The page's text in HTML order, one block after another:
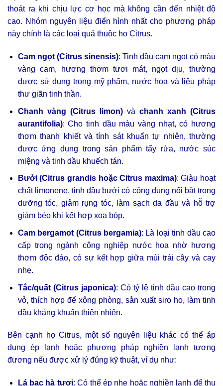
thoát ra khi chịu lực cơ học mà không cần đến nhiệt độ
cao. Nhóm nguyên liệu điển hình nhất cho phương pháp
này chính là các loại quả thuộc họ Citrus.
Cam ngọt (Citrus sinensis): Tinh dầu cam ngọt có màu
vàng cam, hương thơm tươi mát, ngọt dịu, thường
được sử dụng trong mỹ phẩm, nước hoa và liệu pháp
thư giãn tinh thần.
Chanh vàng (Citrus limon)và chanh xanh (Citrus
aurantifolia): Cho tinh dầu màu vàng nhạt, có hương
thơm thanh khiết và tính sát khuẩn tự nhiên, thường
được ứng dụng trong sản phẩm tẩy rửa, nước súc
miệng và tinh dầu khuếch tán.
Bưởi (Citrus grandis hoặc Citrus maxima): Giàu hoạt
chất limonene, tinh dầu bưởi có công dụng nổi bật trong
dưỡng tóc, giảm rụng tóc, làm sạch da đầu và hỗ trợ
giảm béo khi kết hợp xoa bóp.
Cam bergamot (Citrus bergamia): Là loại tinh dầu cao
cấp trong ngành công nghiệp nước hoa nhờ hương
thơm độc đáo, có sự kết hợp giữa mùi trái cây và cay
nhẹ.
Tắc/quất (Citrus japonica): Có tỷ lệ tinh dầu cao trong
vỏ, thích hợp để xông phòng, sản xuất siro ho, làm tinh
dầu kháng khuẩn thiên nhiên.
Bên cạnh họ Citrus, một số nguyên liệu khác có thể áp
dụng ép lạnh hoặc phương pháp nghiền lạnh tương
đương nếu được xử lý đúng kỹ thuật, ví dụ như:
Lá bạc hà tươi: Có thể ép nhẹ hoặc nghiền lạnh để thu